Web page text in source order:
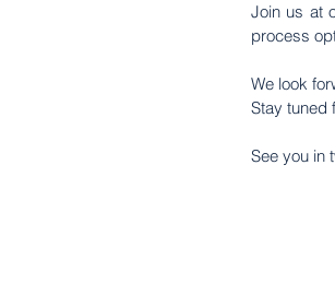
Join us at
process
We look
Stay tuned
See you in